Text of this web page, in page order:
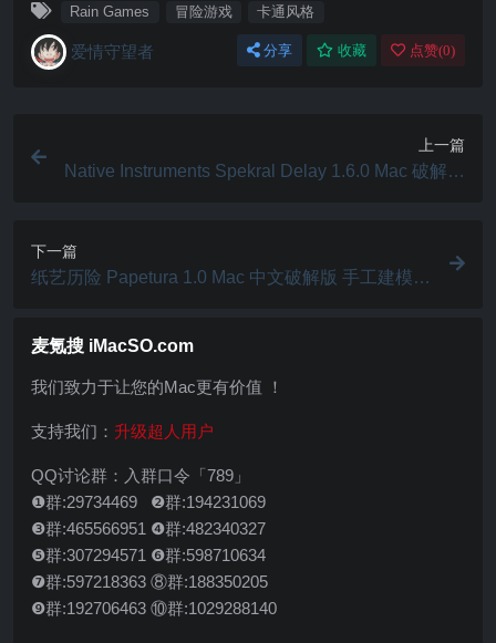
Rain Games 冒险游戏 卡通风格
爱情守望者 分享 收藏 点赞(0)
上一篇
Native Instruments Spekral Delay 1.6.0 Mac 破解版
下一篇
纸艺历险 Papetura 1.0 Mac 中文破解版 手工建模的
麦氪搜 iMacSO.com
我们致力于让您的Mac更有价值 ！
支持我们： 升级超人用户
QQ讨论群：入群口令「789」
❶群:29734469 ❷群:194231069
❸群:465566951 ❹群:482340327
❺群:307294571 ❻群:598710634
❼群:597218363 ⑧群:188350205
❾群:192706463 ⑩群:1029288140